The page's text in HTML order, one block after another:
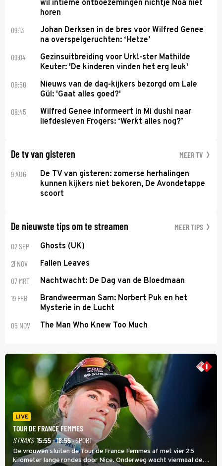
wil intieme ontboezemingen nichtje Noa niet
horen
09:13
Johan Derksen in de bres voor Wilfred Genee
na overspelgeruchten: ‘Hetze’
09:04
Gezinsuitbreiding voor Urk!-ster Mathilde
Keuter: 'De kinderen vinden het erg leuk'
08:50
Nieuws van de dag-kijkers bezorgd om Lale
Gül: 'Gaat alles goed?'
08:45
Wilfred Genee informeert in Mi dushi naar
liefdesleven Frogers: ‘Werkt alles nog?’
De tv van gisteren MEER TV
9 AUG
De TV van gisteren: zomerse herhalingen
kunnen kijkers niet bekoren, De Avondetappe
scoort
De nieuwste tips om te streamen MEER TIPS
02 SEP Ghosts (UK)
21 NOV Fallen Leaves
07 MRT Nachtwacht: De Dag van de Bloedmaan
19 FEB
Brandweerman Sam: Norbert Puk en het
Mysterie in de Lucht
05 NOV The Man Who Knew Too Much
LIVE
TOUR DE FRANCE FEMMES
STRAKS 15:55 - 18:55· SPORT
De vrouwen sluiten de Tour de France Femmes af met vier 25
kilometer lange rondes door Nice. Onderweg wacht viermaal de